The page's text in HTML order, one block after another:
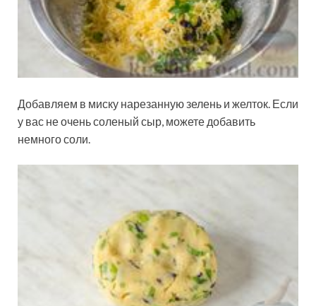
Добавляем в миску нарезанную зелень и желток. Если
у вас не очень соленый сыр, можете добавить
немного соли.